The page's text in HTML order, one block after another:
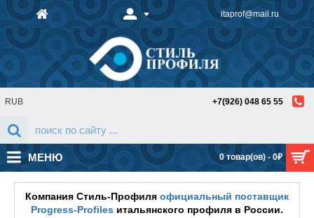
itaprof@mail.ru
0 товар(ов) - 0₽
RUB +7(926) 048 65 55
МЕНЮ
Компания Стиль-Профиля официальный поставщик
Progress-Profiles итальянского профиля в России.